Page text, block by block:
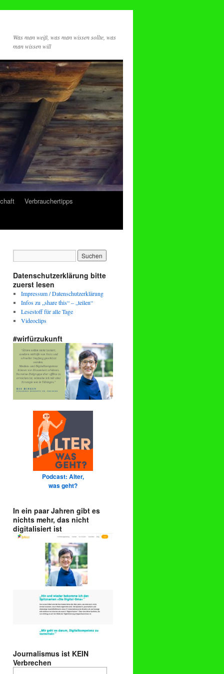
Was man weiß, was man wissen sollte, was
man wissen will
Verbrauchertipps
Datenschutzerklärung bitte
zuerst lesen
Impressum / Datenschutzerklärung
Infos zu „share this“ – „teilen“
Lesestoff für alle Tage
Videoclips
#wirfürzukunft
Podcast: Alter,
was geht?
In ein paar Jahren gibt es
nichts mehr, das nicht
digitalisiert ist
Journalismus ist KEIN
Verbrechen